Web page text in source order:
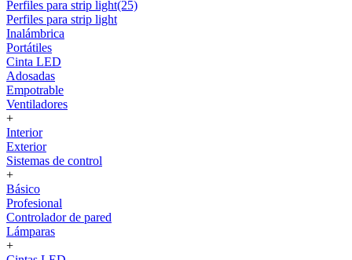
Perfiles para strip light(25)
Perfiles para strip light
Inalámbrica
Portátiles
Cinta LED
Adosadas
Empotrable
Ventiladores
+
Interior
Exterior
Sistemas de control
+
Básico
Profesional
Controlador de pared
Lámparas
+